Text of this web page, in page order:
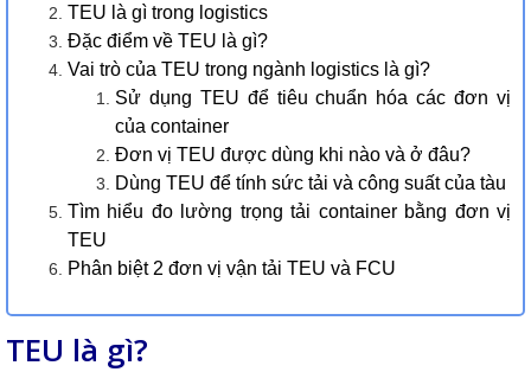
TEU là gì trong logistics
Đặc điểm về TEU là gì?
Vai trò của TEU trong ngành logistics là gì?
Sử dụng TEU để tiêu chuẩn hóa các đơn vị
của container
Đơn vị TEU được dùng khi nào và ở đâu?
Dùng TEU để tính sức tải và công suất của tàu
Tìm hiểu đo lường trọng tải container bằng đơn vị
TEU
Phân biệt 2 đơn vị vận tải TEU và FCU
TEU là gì?